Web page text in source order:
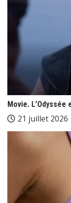
Movie.
21 juillet 2026